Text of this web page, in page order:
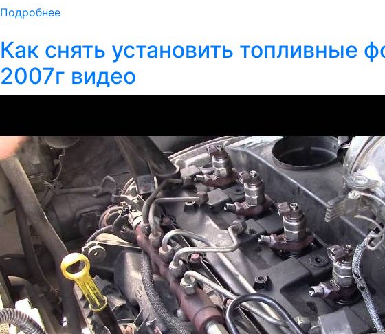
Подробнее
Как снять установить топливные
2007г видео